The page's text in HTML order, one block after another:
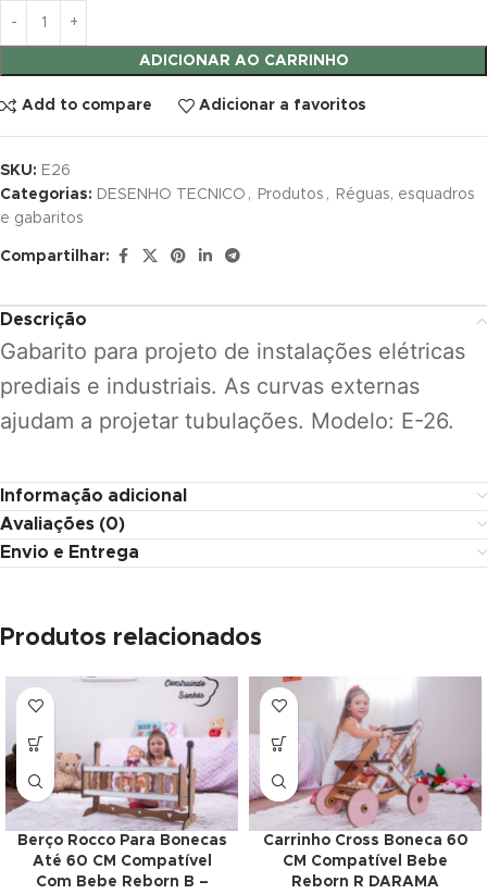
panel
panel
panel
panel
panel
panel
panel
panel
panel
panel
panel
panel
panel
panel
panel
ADICIONAR AO CARRINHO
Add to compare Adicionar a favoritos
SKU: E26
Categorias: DESENHO TECNICO , Produtos ,
Réguas, esquadros
e gabaritos
Compartilhar:
Descrição
Gabarito para projeto de instalações elétricas
prediais e industriais. As curvas externas
ajudam a projetar tubulações. Modelo: E-26.
Informação adicional
Avaliações (0)
Envio e Entrega
Produtos relacionados
Berço Rocco Para Bonecas
Até 60 CM Compatível
Com Bebe Reborn B –
Carrinho Cross Boneca 60
CM Compatível Bebe
Reborn R DARAMA